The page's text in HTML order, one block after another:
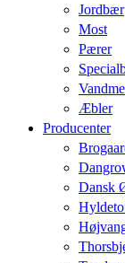
Jordbær
Most
Pærer
Æbler
Producenter
Dansk